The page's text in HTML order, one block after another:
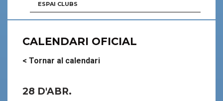
ESPAI CLUBS
CALENDARI OFICIAL
< Tornar al calendari
28 D'ABR.